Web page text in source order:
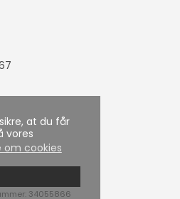
at du får
vores
cookies
HEWIKUT A/S.
34055866